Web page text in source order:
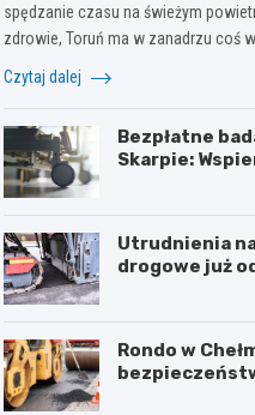
spędzanie czasu na świeżym
zdrowie, Toruń ma w zanadrzu coś
Czytaj dalej
Bezpłatne
Skarpie:
Utrudnienia
drogowe już
Rondo w